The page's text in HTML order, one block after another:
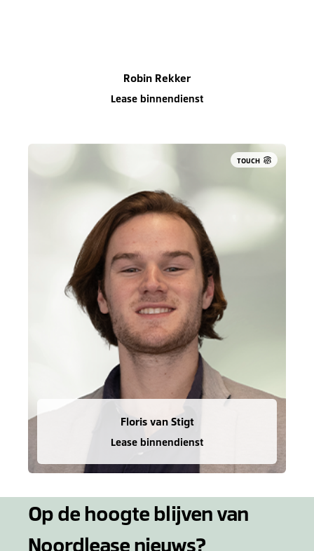
Robin Rekker
Lease binnendienst
TOUCH
Floris van Stigt
Lease binnendienst
Op de hoogte blijven van
Noordlease nieuws?